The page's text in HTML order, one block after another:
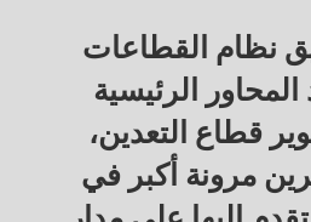
نظام القطاعات
الرئيسية
قطاع التعدين،
مرونة أكبر في